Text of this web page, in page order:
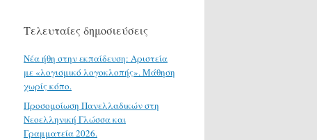
Τελευταίες δημοσιεύσεις
Νέα ήθη στην εκπαίδευση: Αριστεία
με «λογισμικό λογοκλοπής». Μάθηση
χωρίς κόπο.
Προσομοίωση Πανελλαδικών στη
Νεοελληνική Γλώσσα και
Γραμματεία 2026.